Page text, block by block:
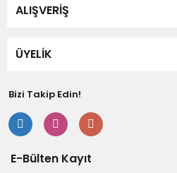
ALIŞVERİŞ
ÜYELİK
Bizi Takip Edin!
E-Bülten Kayıt